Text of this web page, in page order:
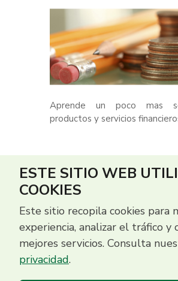
Aprende un poco mas
productos y servicios
ESTE SITIO WEB
COOKIES
Este sitio recopila cookies para
experiencia, analizar el tráfico y
mejores servicios. Consulta
privacidad.